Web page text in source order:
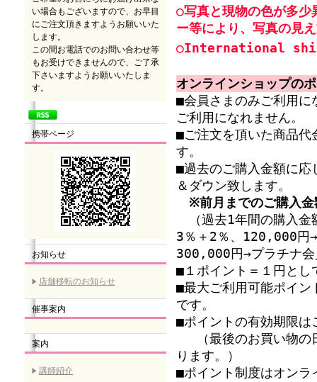
い場合もございますので、お早目
にご注文頂きますようお願いいた
します。
この間お電話でのお問い合わせ等
もお受けできませんので、ご了承
下さいますようお願いいたしま
す。
携帯ページ
お知らせ
店舗移転のお知らせ
催事案内
案内
講師紹介
○写真と現物の色が多少
ー等により、写真の見
○International
オンラインショップの
■会員さまのみご利用に
ご利用になれません。
■ご注文を頂いた商品代
す。
■過去のご購入金額に応
＆ダウン致します。
※前月までのご購入
（過去1年間の購入
3％＋2％、120,000円
300,000円→プラチナ会
■１ポイント＝１円とし
■最大ご利用可能ポイン
です。
■ポイントの有効期限は
（最後のお買い物の
ります。）
■ポイント制度はオン